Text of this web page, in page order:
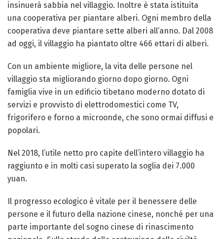
insinuerà sabbia nel villaggio. Inoltre è stata istituita
una cooperativa per piantare alberi. Ogni membro della
cooperativa deve piantare sette alberi all’anno. Dal 2008
ad oggi, il villaggio ha piantato oltre 466 ettari di alberi.
Con un ambiente migliore, la vita delle persone nel
villaggio sta migliorando giorno dopo giorno. Ogni
famiglia vive in un edificio tibetano moderno dotato di
servizi e provvisto di elettrodomestici come TV,
frigorifero e forno a microonde, che sono ormai diffusi e
popolari.
Nel 2018, l’utile netto pro capite dell’intero villaggio ha
raggiunto e in molti casi superato la soglia dei 7.000
yuan.
Il progresso ecologico è vitale per il benessere delle
persone e il futuro della nazione cinese, nonché per una
parte importante del sogno cinese di rinascimento